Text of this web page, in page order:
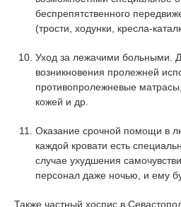
беспрепятственного
(трости, ходунки, кресла-
Уход за лежачими больными.
возникновения пролежней
противопролежневые
кожей и др.
Оказание срочной помощи в
каждой кровати есть
случае ухудшения
персонал даже ночью, и ему
Также частный хоспис в